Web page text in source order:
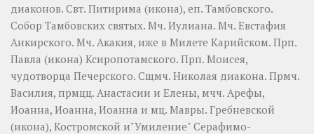
диаконов. Свт. Питирима (икона), еп. Тамбовского.
Собор Тамбовских святых. Мч. Иулиана. Мч. Евстафия
Анкирского. Мч. Акакия, иже в Милете Карийском. Прп.
Павла (икона) Ксиропотамского. Прп. Моисея,
чудотворца Печерского. Сщмч. Николая диакона. Прмч.
Василия, прмцц. Анастасии и Елены, мчч. Арефы,
Иоанна, Иоанна, Иоанна и мц. Мавры. Гребневской
(икона), Костромской и"Умиление" Серафимо-